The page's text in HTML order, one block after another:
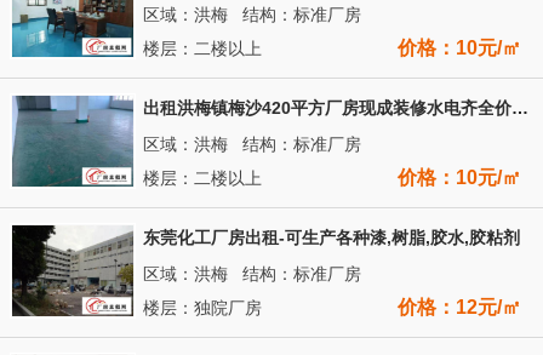
区域：洪梅 结构：标准厂房
楼层：二楼以上
价格：10元/㎡
出租洪梅镇梅沙420平方厂房现成装修水电齐全价格便宜
区域：洪梅 结构：标准厂房
楼层：二楼以上
价格：10元/㎡
东莞化工厂房出租-可生产各种漆,树脂,胶水,胶粘剂
区域：洪梅 结构：标准厂房
楼层：独院厂房
价格：12元/㎡